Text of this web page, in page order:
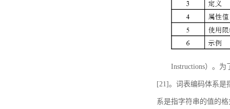
Instructions）。
[21]。词表编码体系是
系是指字符串的值的